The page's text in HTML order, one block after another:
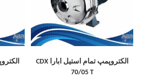
الکتروپمپ تمام استیل ابارا CDX
70/05 T